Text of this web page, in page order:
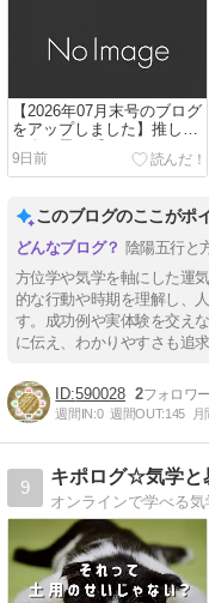
【2026年07月末号のブログ
をアップしました】推しを
一人、思い浮かべてくださ
い 〜そこに、あなたの相性
9日前
このブログのここがポ
陰陽五行と
方位学や気学を軸にした運
的な行動や時期を理解し、
す。成功例や実体験を交え
に伝え、わかりやすさも追求
590028 2
週間IN:0 週間OUT:145 月
9
キポログ☆気学と